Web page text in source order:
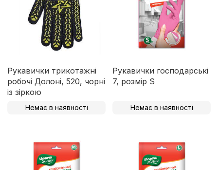
Рукавички трикотажні
робочі Долоні, 520, чорні
із зіркою
Немає в наявності
Рукавички господарські
7, розмір S
Немає в наявності